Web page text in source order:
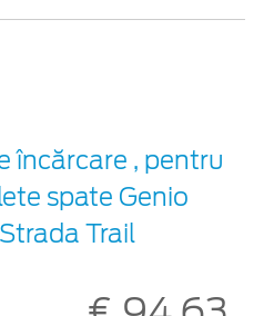
încărcare , pentru
spate Genio
Trail